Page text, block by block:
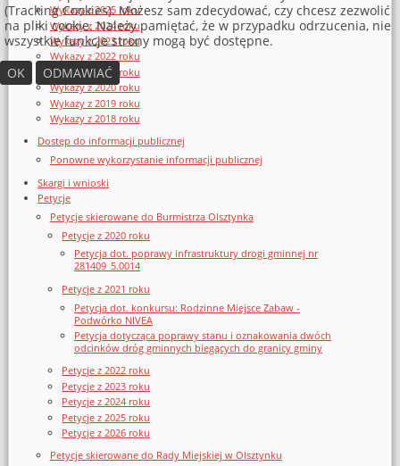
Wykazy z 2025 roku
Wykazy z 2024 roku
Wykazy z 2023 roku
Wykazy z 2022 roku
Wykazy z 2021 roku
Wykazy z 2020 roku
Wykazy z 2019 roku
Wykazy z 2018 roku
Dostęp do informacji publicznej
Ponowne wykorzystanie informacji publicznej
Skargi i wnioski
Petycje
Petycje skierowane do Burmistrza Olsztynka
Petycje z 2020 roku
Petycja dot. poprawy infrastruktury drogi gminnej nr
281409_5.0014
Petycje z 2021 roku
Petycja dot. konkursu: Rodzinne Miejsce Zabaw -
Podwórko NIVEA
Petycja dotycząca poprawy stanu i oznakowania dwóch
odcinków dróg gminnych biegących do granicy gminy
Petycje z 2022 roku
Petycje z 2023 roku
Petycje z 2024 roku
Petycje z 2025 roku
Petycje z 2026 roku
Petycje skierowane do Rady Miejskiej w Olsztynku
(Tracking Cookies). Możesz sam zdecydować, czy chcesz zezwolić
na pliki cookie. Należy pamiętać, że w przypadku odrzucenia, nie
wszystkie funkcje strony mogą być dostępne.
OK
ODMAWIAĆ